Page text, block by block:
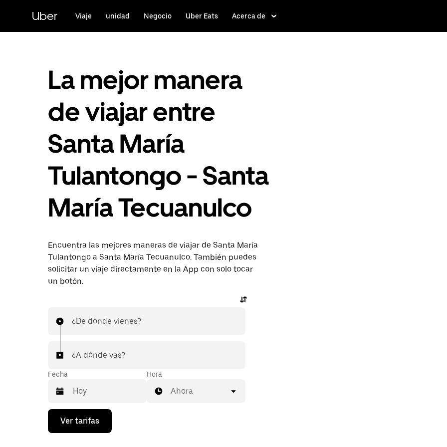
contenido
principal
Uber Viaje unidad Negocio Uber Eats Acerca de
La mejor manera
de viajar entre
Santa María
Tulantongo - Santa
María Tecuanulco
Encuentra las mejores maneras de viajar de Santa María
Tulantongo a Santa María Tecuanulco. También puedes
solicitar un viaje directamente en la App con solo tocar
un botón.
¿De dónde vienes?
¿A dónde vas?
Fecha
Presiona
flecha
Hora
Ahora
Ver tarifas